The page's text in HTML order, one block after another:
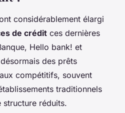
considérablement élargi
de crédit ces dernières
Hello bank! et
des prêts
compétitifs, souvent
traditionnels
structure réduits.